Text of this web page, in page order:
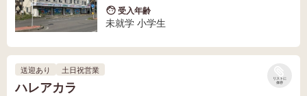
受入年齢
未就学 小学生
リストに
保存
送迎あり 土日祝営業
ハレアカラ